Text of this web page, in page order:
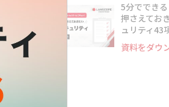
5分ででき
押さえてお
ュリティ43
資料をダウ